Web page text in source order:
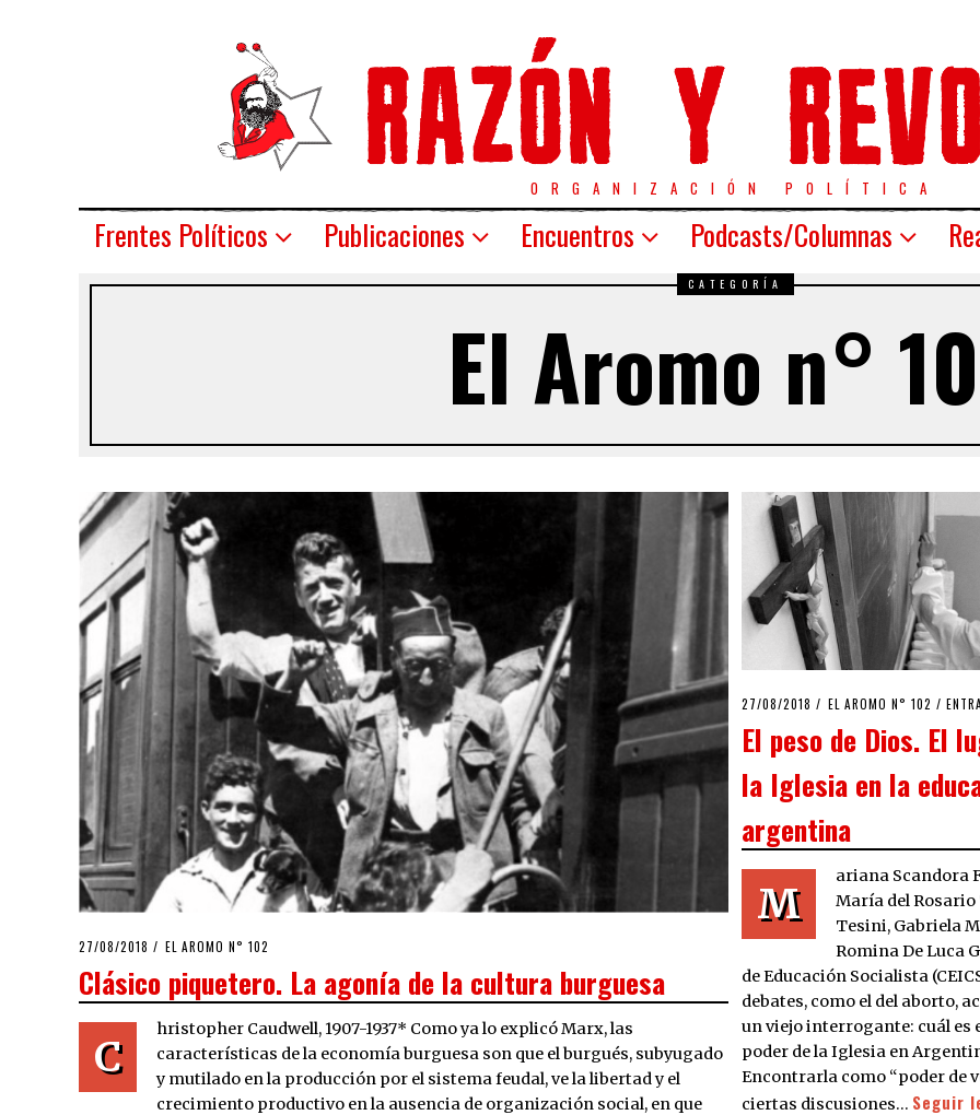
ORGANIZACIÓN POLÍTICA
Frentes Políticos Publicaciones Encuentros Podcasts/Columnas
CATEGORÍA
El Aromo n°
POSTED
27/08/2018 EL AROMO N° 102
Clásico piquetero. La agonía de la cultura burguesa
C
hristopher Caudwell, 1907-1937* Como ya lo explicó Marx, las
características de la economía burguesa son que el burgués, subyugado
y mutilado en la producción por el sistema feudal, ve la libertad y el
crecimiento productivo en la ausencia de organización social, en que
POSTED
27/08/2018 27/08/2018
EL AROMO N° 102 /
El peso de Dios. El
la Iglesia en la
argentina
M
ariana Scandora
María del
Tesini, Gabriela
Romina De Luca
de Educación Socialista
debates, como el del aborto,
un viejo interrogante: cuál es
poder de la Iglesia en
Encontrarla como “poder de
ciertas discusiones… Seguir